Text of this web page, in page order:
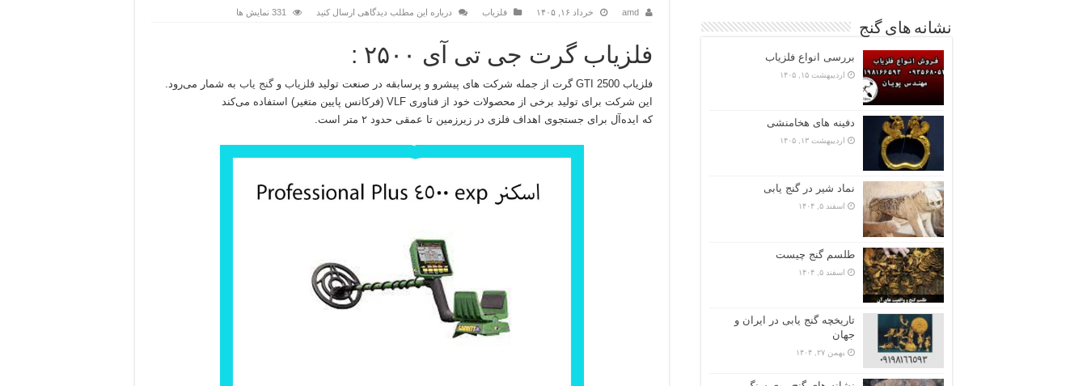
amd خرداد ۱۶, ۱۴۰۵ فلزیاب درباره این مطلب دیدگاهی ارسال کنید 331 نمایش ها
فلزیاب گرت جی تی آی ۲۵۰۰ :
فلزیاب GTI 2500 گرت از جمله شرکت‌ های پیشرو و پرسابقه در صنعت تولید فلزیاب وگنج‌ یاب به شمار می‌رود.
این شرکت برای تولید برخی از محصولات خود از فناوری VLF (فرکانس پایین متغیر) استفاده می‌کند
که ایده‌آل برای جستجوی اهداف فلزی در زیرزمین تا عمقی حدود ۲ متر است.
نشانه های گنج
بررسی انواع فلزیاب
اردیبهشت ۱۵, ۱۴۰۵
دفینه های هخامنشی
اردیبهشت ۱۳, ۱۴۰۵
نماد شیر در گنج یابی
اسفند ۵, ۱۴۰۴
طلسم گنج چیست
اسفند ۵, ۱۴۰۴
تاریخچه گنج‌ یابی در ایران و
جهان
بهمن ۲۷, ۱۴۰۴